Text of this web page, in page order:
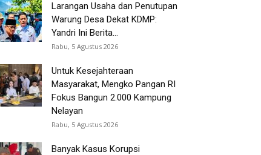
Larangan Usaha dan Penutupan
Warung Desa Dekat KDMP:
Yandri Ini Berita...
Rabu, 5 Agustus 2026
Untuk Kesejahteraan
Masyarakat, Mengko Pangan RI
Fokus Bangun 2.000 Kampung
Nelayan
Rabu, 5 Agustus 2026
Banyak Kasus Korupsi